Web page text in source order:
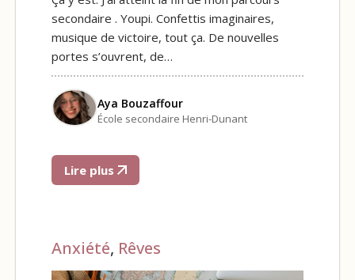
secondaire . Youpi. Confettis imaginaires,
musique de victoire, tout ça. De nouvelles
portes s’ouvrent, de…
Aya Bouzaffour
École secondaire Henri-Dunant
Lire plus
Anxiété, Rêves